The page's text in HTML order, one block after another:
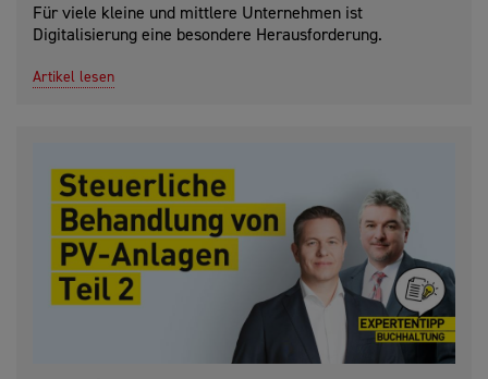
Für viele kleine und mittlere Unternehmen ist
Digitalisierung eine besondere Herausforderung.
Artikel lesen